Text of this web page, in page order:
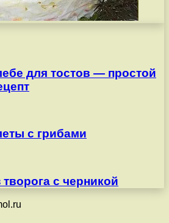
для тостов — простой
с грибами
творога с черникой